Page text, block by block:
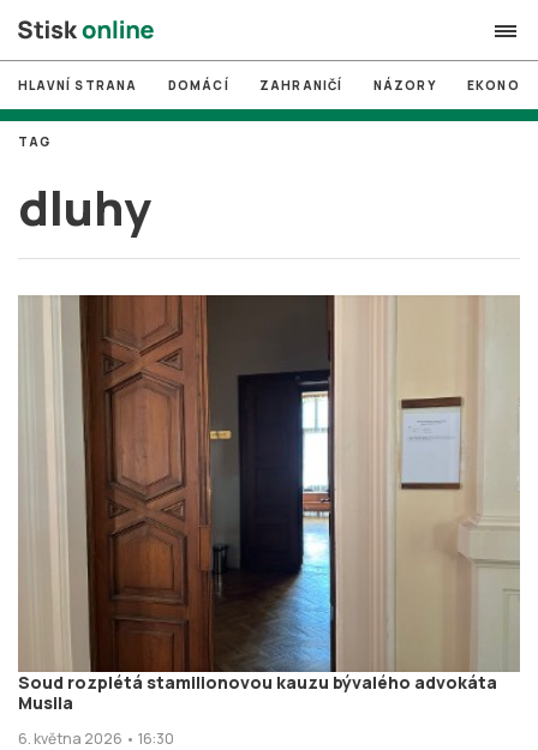
search
# MUNI
# Brno
# volby
PŘIHLÁSIT SE
Zapomněli jste heslo?
Založit nový účet
HLAVNÍ STRANA DOMÁCÍ ZAHRANIČÍ NÁZORY
dluhy
TAG
Soud rozplétá stamilionovou kauzu bývalého advokáta
Musila
6. května 2026 • 16:30